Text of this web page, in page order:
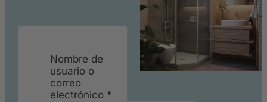
Nombre de
usuario o
correo
electrónico *